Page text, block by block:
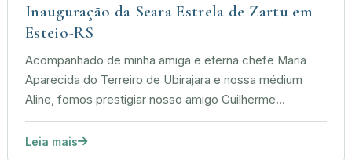
Inauguração da Seara Estrela de Zartu em
Esteio-RS
Acompanhado de minha amiga e eterna chefe Maria
Aparecida do Terreiro de Ubirajara e nossa médium
Aline, fomos prestigiar nosso amigo Guilherme...
Leia mais